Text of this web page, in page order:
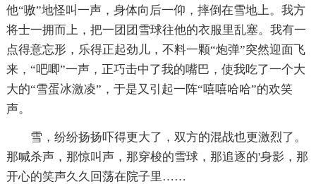
他“嗷”地怪叫一声，身体向后一仰，摔倒在雪地上。我方
将士一拥而上，把一团团雪球往他的衣服里乱塞。我有一
点得意忘形，乐得正起劲儿，不料一颗“炮弹”突然迎面飞
来，“吧唧”一声，正巧击中了我的嘴巴，使我吃了一个大
大的“雪蛋冰激凌”，于是又引起一阵“嘻嘻哈哈”的欢笑
声。
雪，纷纷扬扬吓得更大了，双方的混战也更激烈了。
那喊杀声，那惊叫声，那穿梭的雪球，那追逐的'身影，那
开心的笑声久久回荡在院子里……